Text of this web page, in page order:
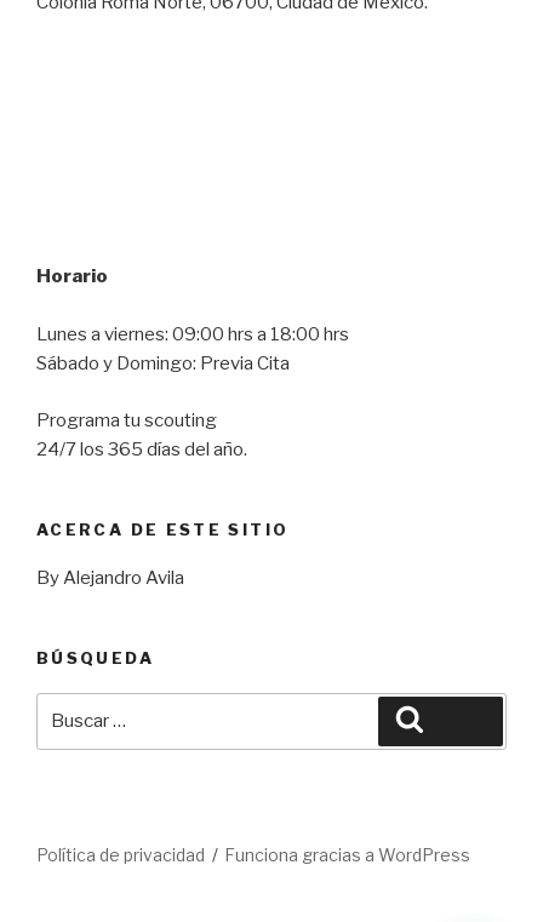
Horario
Lunes a viernes: 09:00 hrs a 18:00 hrs
Sábado y Domingo: Previa Cita
Programa tu scouting
24/7 los 365 días del año.
ACERCA DE ESTE SITIO
By Alejandro Avila
BÚSQUEDA
Política de privacidad Funciona gracias a WordPress